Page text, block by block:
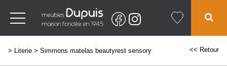
> Literie > Simmons matelas beautyrest sensory << Retour